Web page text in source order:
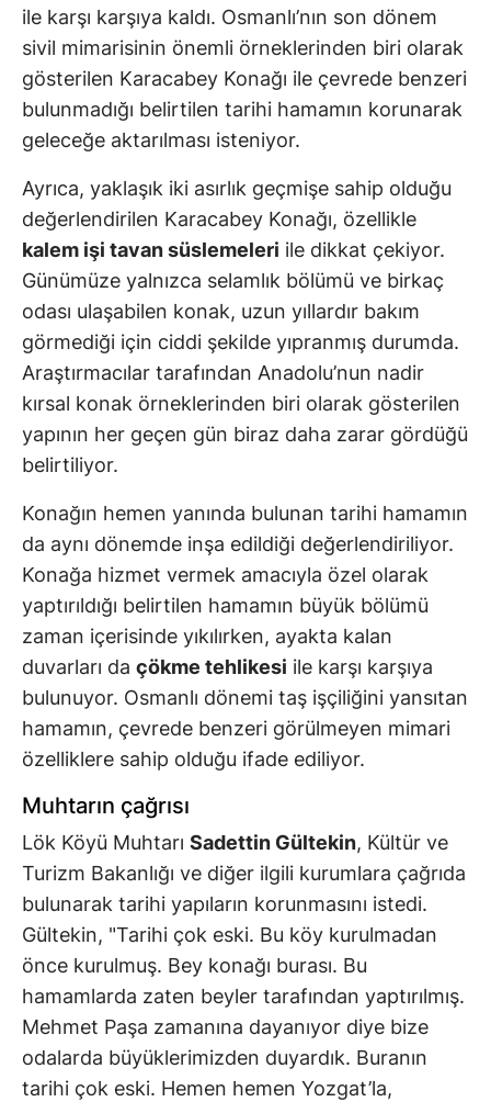
ile karşı karşıya kaldı. Osmanlı’nın son dönem
sivil mimarisinin önemli örneklerinden biri olarak
gösterilen Karacabey Konağı ile çevrede benzeri
bulunmadığı belirtilen tarihi hamamın korunarak
geleceğe aktarılması isteniyor.
Ayrıca, yaklaşık iki asırlık geçmişe sahip olduğu
değerlendirilen Karacabey Konağı, özellikle
kalem işi tavan süslemeleri ile dikkat çekiyor.
Günümüze yalnızca selamlık bölümü ve birkaç
odası ulaşabilen konak, uzun yıllardır bakım
görmediği için ciddi şekilde yıpranmış durumda.
Araştırmacılar tarafından Anadolu’nun nadir
kırsal konak örneklerinden biri olarak gösterilen
yapının her geçen gün biraz daha zarar gördüğü
belirtiliyor.
Konağın hemen yanında bulunan tarihi hamamın
da aynı dönemde inşa edildiği değerlendiriliyor.
Konağa hizmet vermek amacıyla özel olarak
yaptırıldığı belirtilen hamamın büyük bölümü
zaman içerisinde yıkılırken, ayakta kalan
duvarları da çökme tehlikesi ile karşı karşıya
bulunuyor. Osmanlı dönemi taş işçiliğini yansıtan
hamamın, çevrede benzeri görülmeyen mimari
özelliklere sahip olduğu ifade ediliyor.
Muhtarın çağrısı
Lök Köyü Muhtarı Sadettin Gültekin, Kültür ve
Turizm Bakanlığı ve diğer ilgili kurumlara çağrıda
bulunarak tarihi yapıların korunmasını istedi.
Gültekin, "Tarihi çok eski. Bu köy kurulmadan
önce kurulmuş. Bey konağı burası. Bu
hamamlarda zaten beyler tarafından yaptırılmış.
Mehmet Paşa zamanına dayanıyor diye bize
odalarda büyüklerimizden duyardık. Buranın
tarihi çok eski. Hemen hemen Yozgat’la,